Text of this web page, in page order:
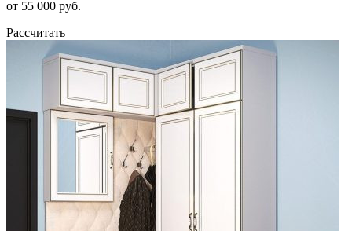
от 55 000 руб.
Рассчитать